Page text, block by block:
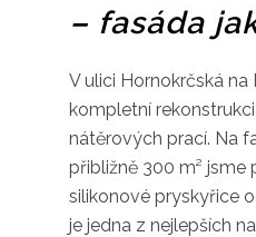
– fasáda
V ulici Hornokrčská
kompletní
nátěrových prací. Na
přibližně 300 m² jsme
silikonové pryskyřice
je jedna z nejlepších